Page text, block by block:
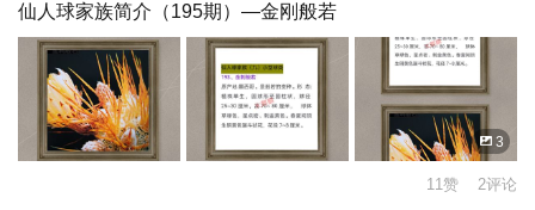
仙人球家族简介（195期）—金刚般若
3
11赞 2评论